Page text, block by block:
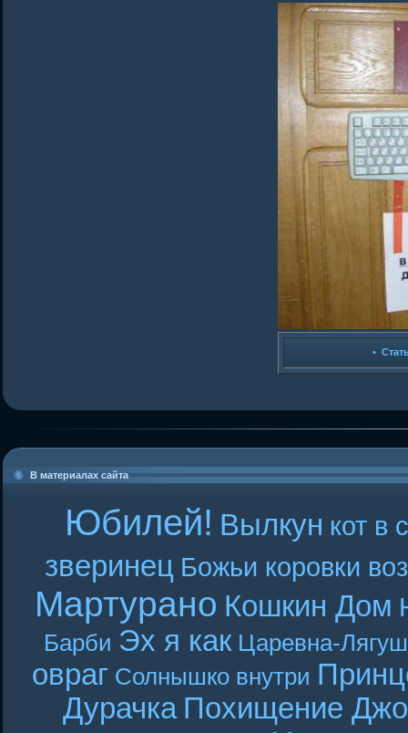
•
В материалах сайта
Юбилей! Вылкун кот в
зверинец Божьи коровки
Мартурано Кошкин Дом
Барби Эх я как Царевна-
овраг Солнышко внутри
Дурачка Похищение